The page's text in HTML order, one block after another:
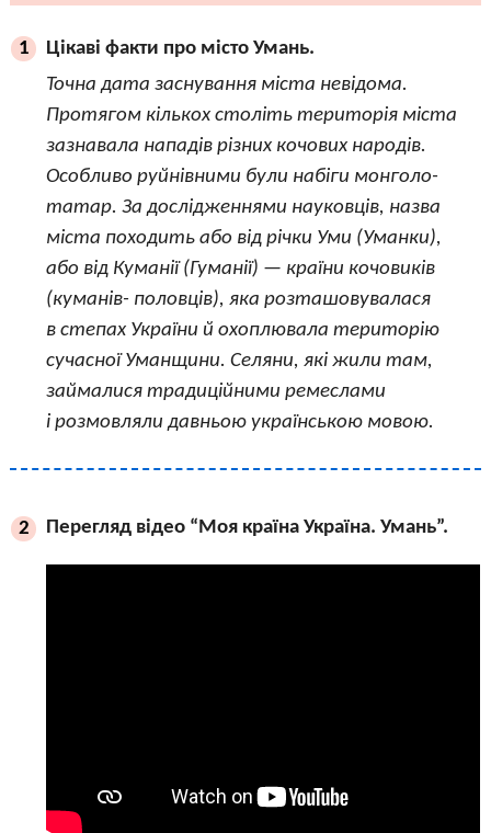
1
Цікаві факти про місто Умань.
Точна дата заснування міста невідома.
Протягом кількох століть територія міста
зазнавала нападів різних кочових народів.
Особливо руйнівними були набіги монголо-
татар. За дослідженнями науковців, назва
міста походить або від річки Уми (Уманки),
або від Куманії (Гуманії) — країни кочовиків
(куманів- половців), яка розташовувалася
в степах України й охоплювала територію
сучасної Уманщини. Селяни, які жили там,
займалися традиційними ремеслами
і розмовляли давньою українською мовою.
2 Перегляд відео “Моя країна Україна. Умань”.